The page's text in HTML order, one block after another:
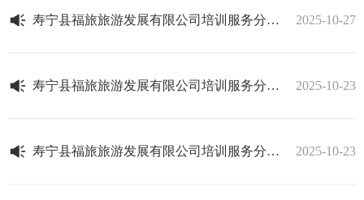
寿宁县福旅旅游发展有限公司培训服务分公司选聘拟录用人选名单公示 2025-10-27
寿宁县福旅旅游发展有限公司培训服务分公司下党风物寿宁文旅体验空间商铺对外招租公告 2025-10-23
寿宁县福旅旅游发展有限公司培训服务分公司下党古村68号民宿对外招租公告 2025-10-23